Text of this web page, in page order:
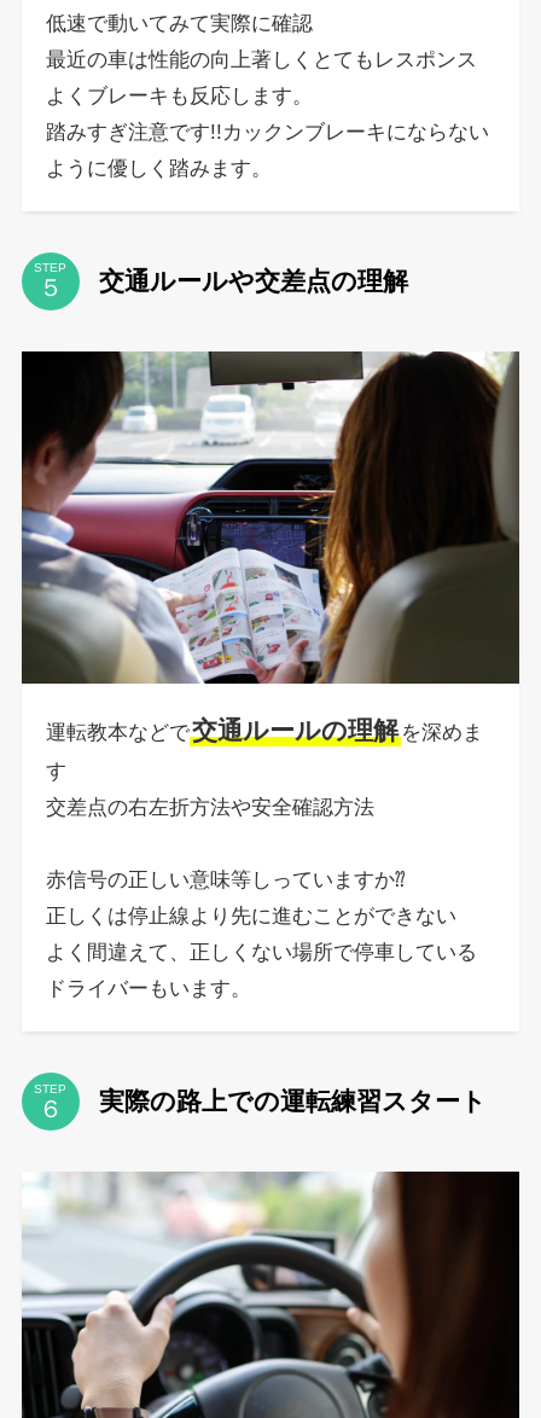
低速で動いてみて実際に確認
最近の車は性能の向上著しくとてもレスポンス
よくブレーキも反応します。
踏みすぎ注意です!!カックンブレーキにならない
ように優しく踏みます。
STEP 交通ルールや交差点の理解
運転教本などで交通ルールの理解 を深めま
す
交差点の右左折方法や安全確認方法
赤信号の正しい意味等しっていますか⁇
正しくは停止線より先に進むことができない
よく間違えて、正しくない場所で停車している
ドライバーもいます。
STEP 実際の路上での運転練習スタート